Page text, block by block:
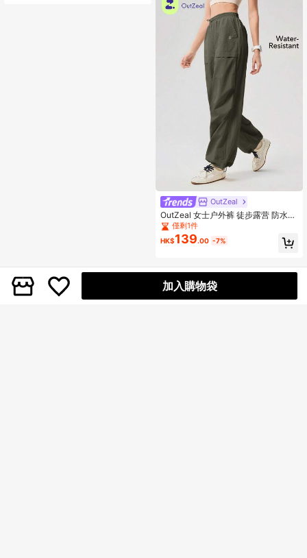
OutZeal
OutZeal 女士户外裤 徒步露营 防水轻
便 可调节腰围 阔腿运动裤
僅剩1件
HK$139.00 -7%
加入購物袋